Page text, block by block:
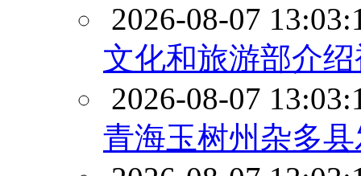
2026-08-07
文化和旅游部介
2026-08-07
青海玉树州杂多